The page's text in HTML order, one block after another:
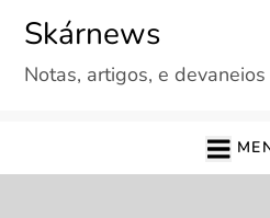
content
Skárnews
Notas, artigos, e